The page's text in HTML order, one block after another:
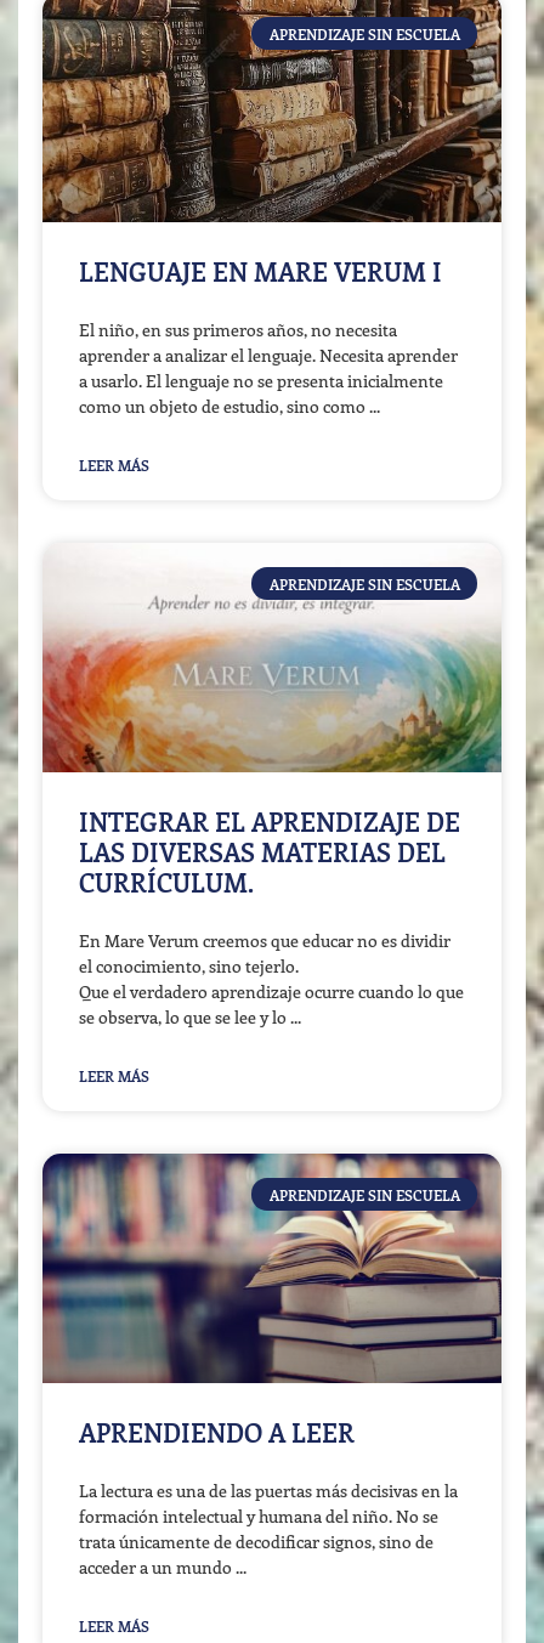
APRENDIZAJE SIN ESCUELA
LENGUAJE EN MARE VERUM I
El niño, en sus primeros años, no necesita
aprender a analizar el lenguaje. Necesita aprender
a usarlo. El lenguaje no se presenta inicialmente
como un objeto de estudio, sino como
LEER MÁS
APRENDIZAJE SIN ESCUELA
INTEGRAR EL APRENDIZAJE DE
LAS DIVERSAS MATERIAS DEL
CURRÍCULUM.
En Mare Verum creemos que educar no es dividir
el conocimiento, sino tejerlo.
Que el verdadero aprendizaje ocurre cuando lo que
se observa, lo que se lee y lo
LEER MÁS
APRENDIZAJE SIN ESCUELA
APRENDIENDO A LEER
La lectura es una de las puertas más decisivas en la
formación intelectual y humana del niño. No se
trata únicamente de decodificar signos, sino de
acceder a un mundo
LEER MÁS